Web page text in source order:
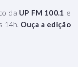
da UP FM 100.1 e
14h. Ouça a edição